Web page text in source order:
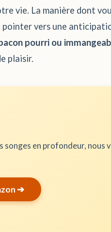
vie. La manière dont
pointer vers une
pourri ou
plaisir.
songes en profondeur, nous
➔